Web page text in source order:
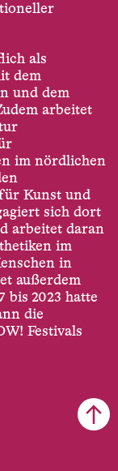
als
dem
und dem
arbeitet
im nördlichen
Kunst und
sich dort
arbeitet daran
im
in
außerdem
bis 2023 hatte
die
Festivals